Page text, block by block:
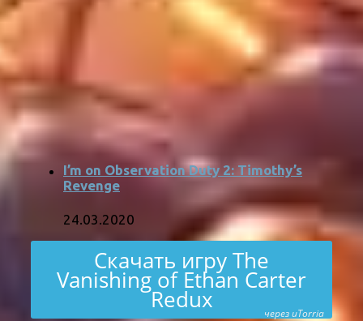
I’m on Observation Duty 2: Timothy’s
Revenge
24.03.2020
Скачать игру The
Vanishing of Ethan Carter
Redux через uTorria